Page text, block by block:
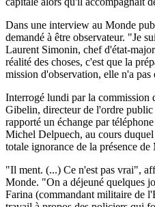
Dans une interview au Monde
demandé à être observateur. "Je
Laurent Simonin, chef d'état-
réalité des choses, c'est que la
mission d'observation, elle n'a
Interrogé lundi par la commission
Gibelin, directeur de l'ordre
rapporté un échange par
Michel Delpuech, au cours
totale ignorance de la présence
"Il ment. (...) Ce n'est pas vrai",
Monde. "On a déjeuné quelques
Farina (commandant militaire de